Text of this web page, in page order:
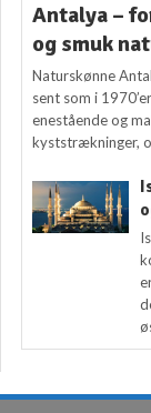
Antalya –
og smuk
Naturskønne
sent som i
enestående og
kyststrækninger,